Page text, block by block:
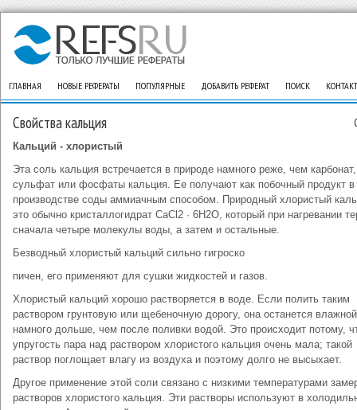
ГЛАВНАЯ НОВЫЕ РЕФЕРАТЫ ПОПУЛЯРНЫЕ ДОБАВИТЬ РЕФЕРАТ ПОИСК
Свойства кальция
Кальций - хлористый
Эта соль кальция встречается в природе намного реже, чем карбонат,
сульфат или фосфаты кальция. Ее получают как побочный продукт в
производстве соды аммиачным способом. Природный хлористый
это обычно кристаллогидрат СаСl2 · 6Н2O, который при нагревании
сначала четыре молекулы воды, а затем и остальные.
Безводный хлористый кальций сильно гигроско
пичен, его применяют для сушки жидкостей и газов.
Хлористый кальций хорошо растворяется в воде. Если полить таким
раствором грунтовую или щебеночную дорогу, она останется влажной
намного дольше, чем после поливки водой. Это происходит потому,
упругость пара над раствором хлористого кальция очень мала; такой
раствор поглощает влагу из воздуха и поэтому долго не высыхает.
Другое применение этой соли связано с низкими температурами
растворов хлористого кальция. Эти растворы используют в